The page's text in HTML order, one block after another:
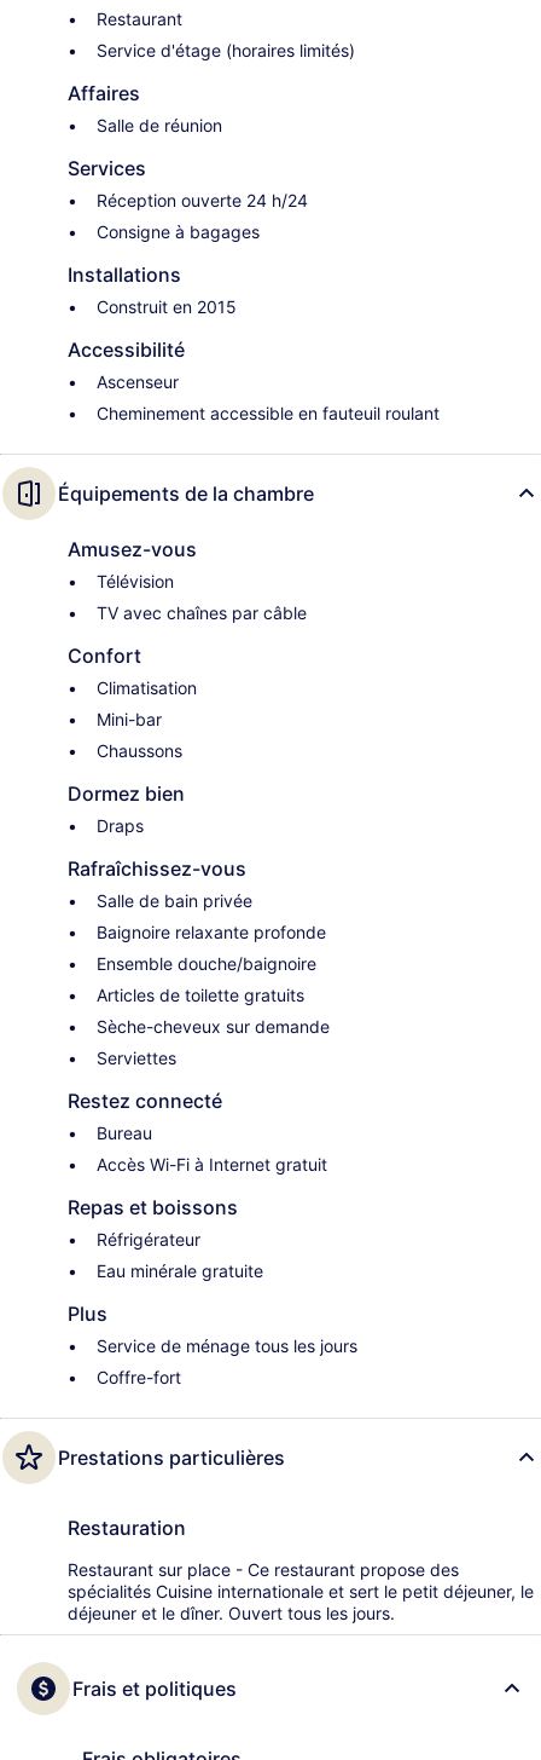
Restaurant
Service d'étage (horaires limités)
Affaires
Salle de réunion
Services
Réception ouverte 24 h/24
Consigne à bagages
Installations
Construit en 2015
Accessibilité
Ascenseur
Cheminement accessible en fauteuil roulant
Équipements de la chambre
Amusez-vous
Télévision
TV avec chaînes par câble
Confort
Climatisation
Mini-bar
Chaussons
Dormez bien
Draps
Rafraîchissez-vous
Salle de bain privée
Baignoire relaxante profonde
Ensemble douche/baignoire
Articles de toilette gratuits
Sèche-cheveux sur demande
Serviettes
Restez connecté
Bureau
Accès Wi-Fi à Internet gratuit
Repas et boissons
Réfrigérateur
Eau minérale gratuite
Plus
Service de ménage tous les jours
Coffre-fort
Prestations particulières
Restauration
Restaurant sur place - Ce restaurant propose des
spécialités Cuisine internationale et sert le petit déjeuner, le
déjeuner et le dîner. Ouvert tous les jours.
Frais et politiques